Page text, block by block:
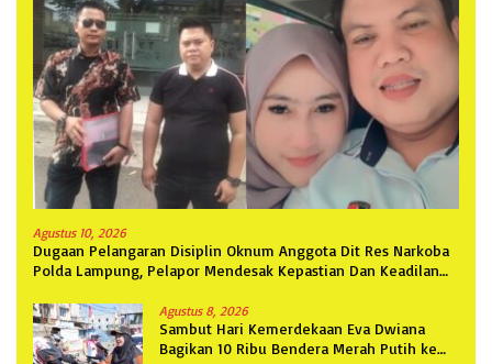
Agustus 10, 2026
Dugaan Pelangaran Disiplin Oknum Anggota Dit Res Narkoba
Polda Lampung, Pelapor Mendesak Kepastian Dan Keadilan
Agustus 8, 2026
Sambut Hari Kemerdekaan Eva Dwiana
Bagikan 10 Ribu Bendera Merah Putih ke